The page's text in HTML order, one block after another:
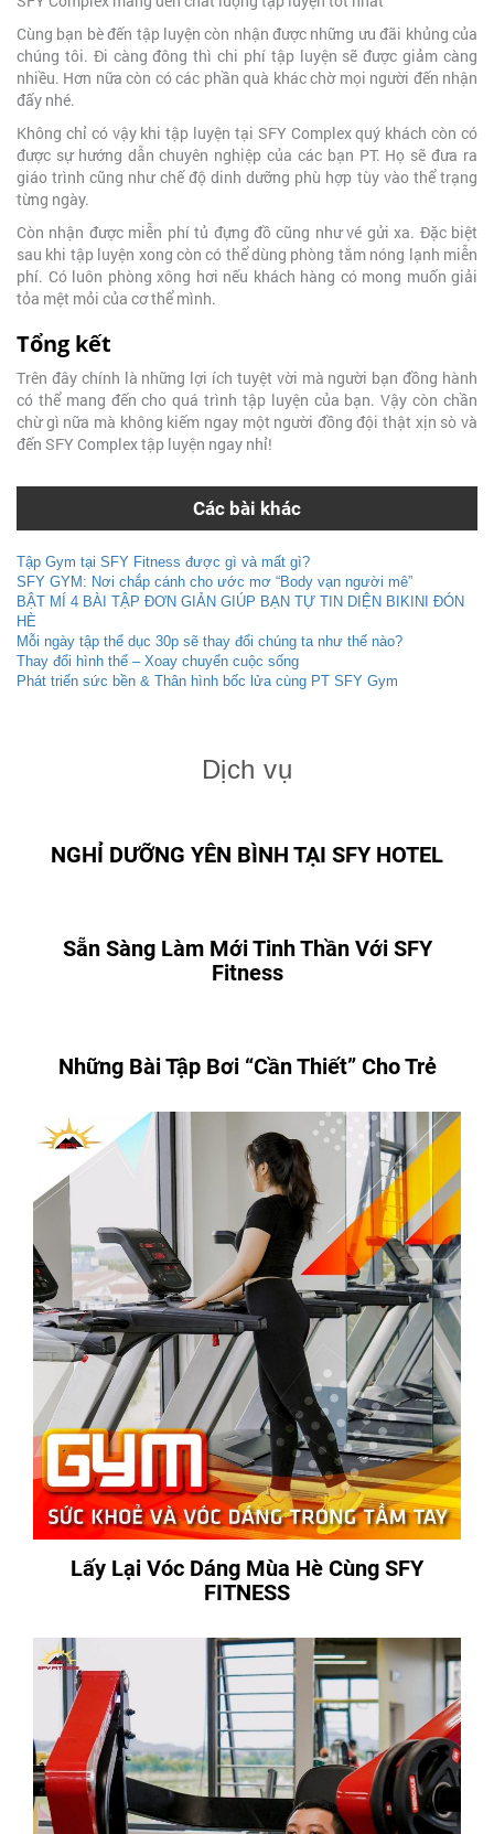
Cùng bạn bè đến tập luyện còn nhận được những ưu đãi khủng của
chúng tôi. Đi càng đông thì chi phí tập luyện sẽ được giảm càng
nhiều. Hơn nữa còn có các phần quà khác chờ mọi người đến nhận
đấy nhé.
Không chỉ có vậy khi tập luyện tại SFY Complex quý khách còn có
được sự hướng dẫn chuyên nghiệp của các bạn PT. Họ sẽ đưa ra
giáo trình cũng như chế độ dinh dưỡng phù hợp tùy vào thể trạng
từng ngày.
Còn nhận được miễn phí tủ đựng đồ cũng như vé gửi xa. Đặc biệt
sau khi tập luyện xong còn có thể dùng phòng tắm nóng lạnh miễn
phí. Có luôn phòng xông hơi nếu khách hàng có mong muốn giải
tỏa mệt mỏi của cơ thể mình.
Tổng kết
Trên đây chính là những lợi ích tuyệt vời mà người bạn đồng hành
có thể mang đến cho quá trình tập luyện của bạn. Vậy còn chần
chừ gì nữa mà không kiếm ngay một người đồng đội thật xịn sò và
đến SFY Complex tập luyện ngay nhỉ!
Các bài khác
Tập Gym tại SFY Fitness được gì và mất gì?
SFY GYM: Nơi chắp cánh cho ước mơ “Body vạn người mê”
BẬT MÍ 4 BÀI TẬP ĐƠN GIẢN GIÚP BẠN TỰ TIN DIỆN BIKINI ĐÓN
HÈ
Mỗi ngày tập thể dục 30p sẽ thay đổi chúng ta như thế nào?
Thay đổi hình thể – Xoay chuyển cuộc sống
Phát triển sức bền & Thân hình bốc lửa cùng PT SFY Gym
Dịch vụ
NGHỈ DƯỠNG YÊN BÌNH TẠI SFY HOTEL
Sẵn Sàng Làm Mới Tinh Thần Với SFY
Fitness
Những Bài Tập Bơi “Cần Thiết” Cho Trẻ
Lấy Lại Vóc Dáng Mùa Hè Cùng SFY
FITNESS